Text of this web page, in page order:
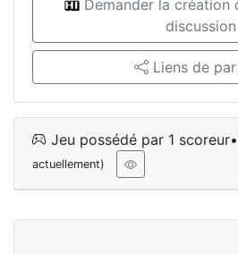
Demander la création
discussion
Liens de
Jeu possédé par 1
actuellement)